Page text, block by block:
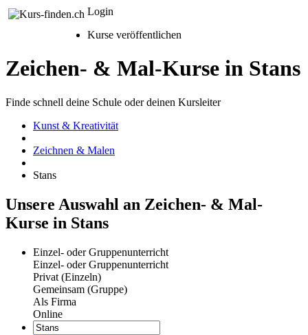
Login
Kurse veröffentlichen
Zeichen- & Mal-Kurse in Stans
Finde schnell deine Schule oder deinen Kursleiter
Kunst & Kreativität
Zeichnen & Malen
Stans
Unsere Auswahl an Zeichen- & Mal-
Kurse in Stans
Einzel- oder Gruppenunterricht
Einzel- oder Gruppenunterricht
Privat (Einzeln)
Gemeinsam (Gruppe)
Als Firma
Online